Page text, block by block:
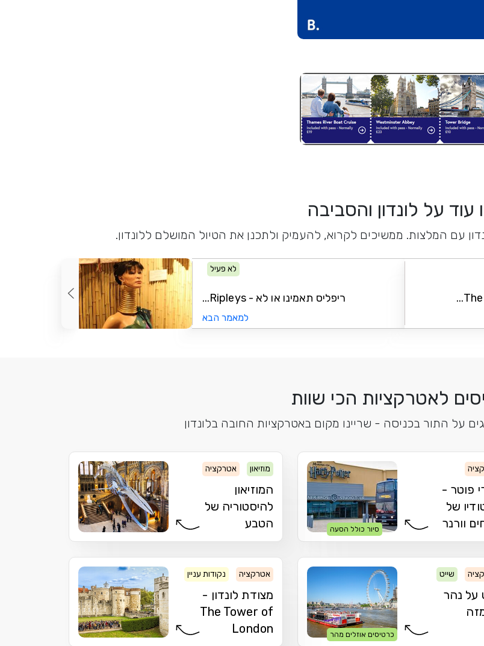
עוד על לונדון והסביבה
עם המלצות. ממשיכים לקרוא, להעמיק ולתכנן את הטיול המושלם ללונדון.
לא פעיל
ריפליס תאמינו או לא - Ripleys...
למאמר הבא
לאטרקציות הכי שוות
על התור בכניסה - שריינו מקום באטרקציות החובה בלונדון
פוטר -
של
וורנר
סיור כולל הסעה
מוזיאון אטרקציה
המוזיאון
להיסטוריה של
הטבע
שייט
על נהר
כרטיסים אוזלים מהר
אטרקציה נקודות עניין מצודה
מצודת לונדון -
The Tower of
London